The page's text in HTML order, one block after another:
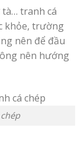
tranh cá
khỏe, trường
nên để đầu
nên hướng